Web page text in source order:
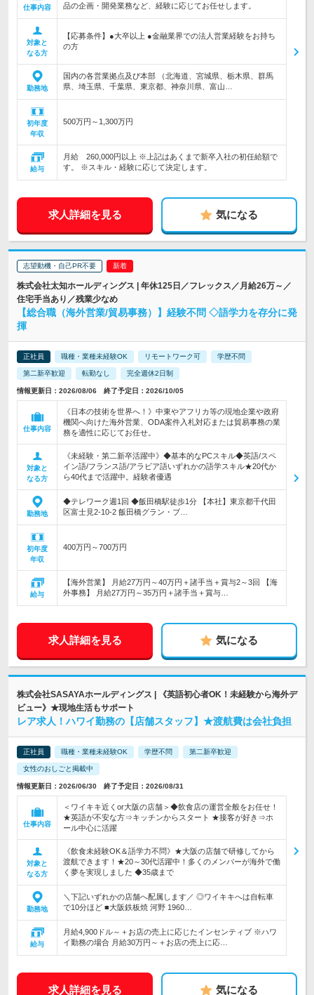
仕事内容
品の企画・開発業務など、経験に応じてお任せします。
対象と
なる方
【応募条件】●大卒以上 ●金融業界での法人営業経験をお持ち
の方
勤務地
国内の各営業拠点及び本部 （北海道、宮城県、栃木県、群馬
県、埼玉県、千葉県、東京都、神奈川県、富山…
初年度
年収
500万円～1,300万円
給与
月給 260,000円以上 ※上記はあくまで新卒入社の初任給額で
す。 ※スキル・経験に応じて決定します。
求人詳細を見る 気になる
志望動機・自己PR不要
株式会社太知ホールディングス | 年休125日／フレックス／月給26万～／
住宅手当あり／残業少なめ
【総合職（海外営業/貿易事務）】経験不問 ◇語学力を存分に発
揮
正社員 職種・業種未経験OK リモートワーク可 学歴不問
第二新卒歓迎 転勤なし 完全週休2日制
情報更新日：2026/08/06 終了予定日：2026/10/05
仕事内容
《日本の技術を世界へ！》中東やアフリカ等の現地企業や政府
機関へ向けた海外営業、ODA案件入札対応または貿易事務の業
務を適性に応じてお任せ。
対象と
なる方
《未経験・第二新卒活躍中》◆基本的なPCスキル◆英語/スペ
イン語/フランス語/アラビア語いずれかの語学スキル★20代か
ら40代まで活躍中。経験者優遇
勤務地
◆テレワーク週1回 ◆飯田橋駅徒歩1分 【本社】東京都千代田
区富士見2-10-2 飯田橋グラン・ブ…
初年度
年収
400万円～700万円
給与
【海外営業】 月給27万円～40万円＋諸手当＋賞与2～3回 【海
外事務】 月給27万円～35万円＋諸手当＋賞与…
求人詳細を見る 気になる
株式会社SASAYAホールディングス | 《英語初心者OK！未経験から海外デ
ビュー》★現地生活もサポート
レア求人！ハワイ勤務の【店舗スタッフ】★渡航費は会社負担
正社員 職種・業種未経験OK 学歴不問 第二新卒歓迎
女性のおしごと掲載中
情報更新日：2026/06/30 終了予定日：2026/08/31
仕事内容
＜ワイキキ近くor大阪の店舗＞◆飲食店の運営全般をお任せ！
★英語が不安な方⇒キッチンからスタート ★接客が好き⇒ホ
ール中心に活躍
対象と
なる方
《飲食未経験OK＆語学力不問》★大阪の店舗で研修してから
渡航できます！★20～30代活躍中！多くのメンバーが海外で働
く夢を実現しました ◆35歳まで
勤務地
＼下記いずれかの店舗へ配属します／ ◎ワイキキへは自転車
で10分ほど ■大阪鉄板焼 河野 1960…
給与
月給4,900ドル～＋お店の売上に応じたインセンティブ ※ハワ
イ勤務の場合 月給30万円～＋お店の売上に応…
求人詳細を見る 気になる